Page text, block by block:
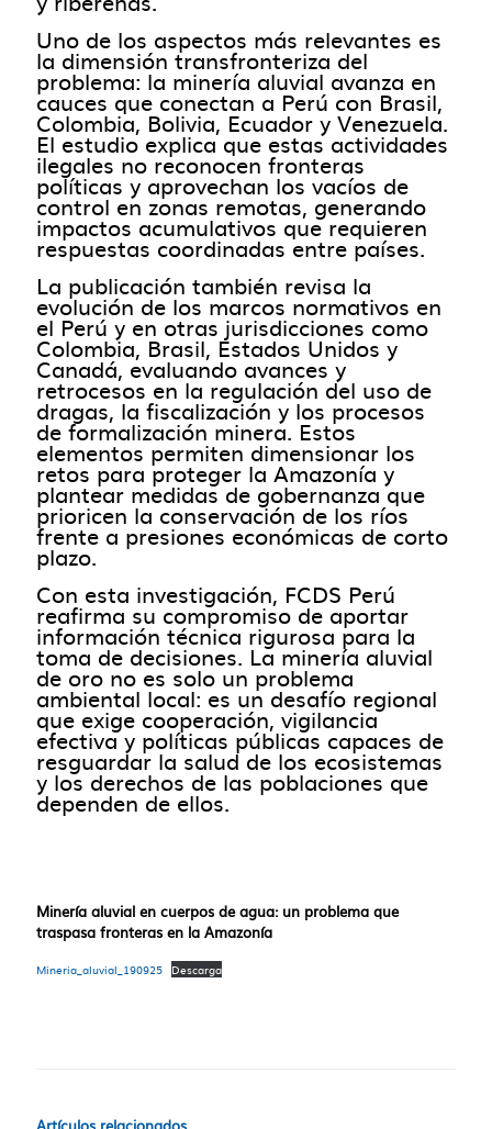
Uno de los aspectos más relevantes es
la dimensión transfronteriza del
problema: la minería aluvial avanza en
cauces que conectan a Perú con Brasil,
Colombia, Bolivia, Ecuador y Venezuela.
El estudio explica que estas actividades
ilegales no reconocen fronteras
políticas y aprovechan los vacíos de
control en zonas remotas, generando
impactos acumulativos que requieren
respuestas coordinadas entre países.
La publicación también revisa la
evolución de los marcos normativos en
el Perú y en otras jurisdicciones como
Colombia, Brasil, Estados Unidos y
Canadá, evaluando avances y
retrocesos en la regulación del uso de
dragas, la fiscalización y los procesos
de formalización minera. Estos
elementos permiten dimensionar los
retos para proteger la Amazonía y
plantear medidas de gobernanza que
prioricen la conservación de los ríos
frente a presiones económicas de corto
plazo.
Con esta investigación, FCDS Perú
reafirma su compromiso de aportar
información técnica rigurosa para la
toma de decisiones. La minería aluvial
de oro no es solo un problema
ambiental local: es un desafío regional
que exige cooperación, vigilancia
efectiva y políticas públicas capaces de
resguardar la salud de los ecosistemas
y los derechos de las poblaciones que
dependen de ellos.
Minería aluvial en cuerpos de agua: un problema que
traspasa fronteras en la Amazonía
Mineria_aluvial_190925 Descarga